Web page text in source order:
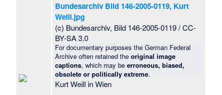
Kriegerdenkmal
Kriegerdenkmal
Kriegerdenkmal
Schenkenhorst·
Kriegerdenkmal
Bundesarchiv Bild 146-2005-0119, Kurt
Weill.jpg
(c) Bundesarchiv, Bild 146-2005-0119 / CC-
BY-SA 3.0
For documentary purposes the German Federal
Archive often retained theoriginal image
captions, which may beerroneous, biased,
obsolete or politically extreme.
Kurt Weill in Wien